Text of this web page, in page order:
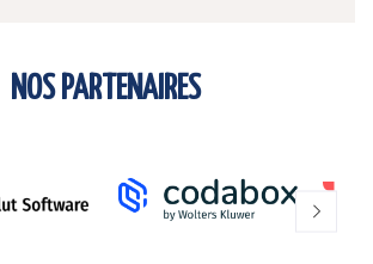
NOS PARTENAIRES